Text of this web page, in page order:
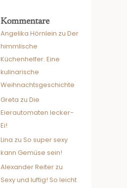
Kommentare
Angelika Hörnlein zu Der
himmlische
Küchenhelfer. Eine
kulinarische
Weihnachtsgeschichte
Greta zu Die
Eierautomaten lecker-
Ei!
Lina zu So super sexy
kann Gemüse sein!
Alexander Reiter zu
Sexy und luftig! So leicht